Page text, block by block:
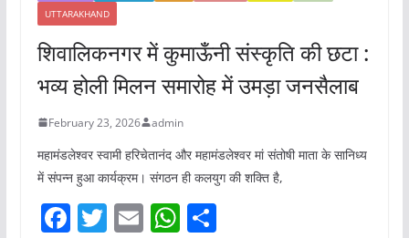
UTTARAKHAND
शिवालिकनगर में कुमाऊँनी संस्कृति की छटा :
भव्य होली मिलन समारोह में उमड़ा जनसैलाब
February 23, 2026 admin
महामंडलेश्वर स्वामी हरिचेतानंद और महामंडलेश्वर मां संतोषी माता के सानिध्य
में संपन्न हुआ कार्यक्रम। संगठन ही कलयुग की शक्ति है,
F T E W S